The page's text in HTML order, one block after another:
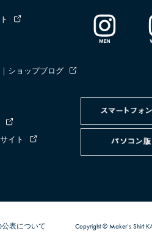
ショップブログ
イト
表について Copyright © Maker’s Shirt